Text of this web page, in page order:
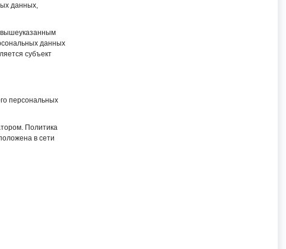
данных,
вышеуказанным
данных
субъект
персональных
Политика
в сети